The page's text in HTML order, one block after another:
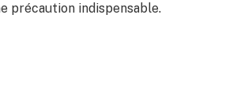
précaution indispensable.